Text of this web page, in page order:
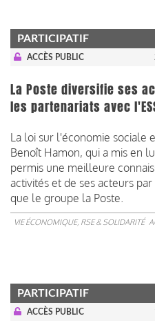
PARTICIPATIF
ACCÈS PUBLIC
La Poste diversifie ses
les partenariats avec
La loi sur l'économie sociale
Benoît Hamon, qui a mis en
permis une meilleure
activités et de ses acteurs
que le groupe la Poste.
VIE ÉCONOMIQUE, RSE & SOLIDARITÉ
PARTICIPATIF
ACCÈS PUBLIC